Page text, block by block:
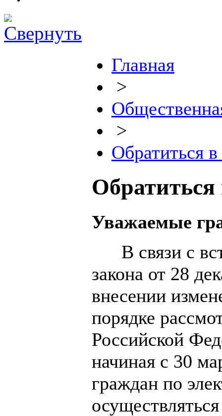
Главная
>
>
Обратиться
Уважаемые
В связи с
закона от 28
внесении
порядке
Российской
начиная с 30
граждан по